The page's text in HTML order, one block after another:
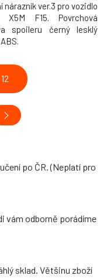
nárazník ver.3 pro vozidlo
X5M F15. Povrchová
spoileru černý lesklý
12
po ČR. (Neplatí pro
vám odborně porádíme
sklad. Většinu zboží